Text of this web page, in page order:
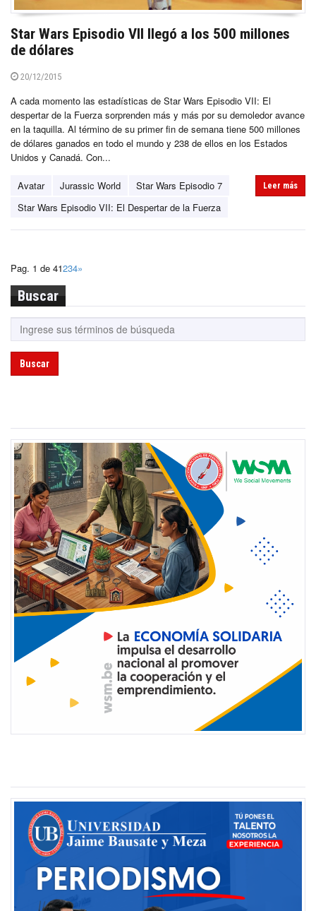
Star Wars Episodio VII llegó a los 500 millones
de dólares
20/12/2015
A cada momento las estadísticas de Star Wars Episodio VII: El
despertar de la Fuerza sorprenden más y más por su demoledor avance
en la taquilla. Al término de su primer fin de semana tiene 500 millones
de dólares ganados en todo el mundo y 238 de ellos en los Estados
Unidos y Canadá. Con...
Avatar Jurassic World
Star Wars Episodio 7
Star Wars Episodio VII: El Despertar de la Fuerza
Leer más
Pag. 1 de 41234»
Buscar
Buscar